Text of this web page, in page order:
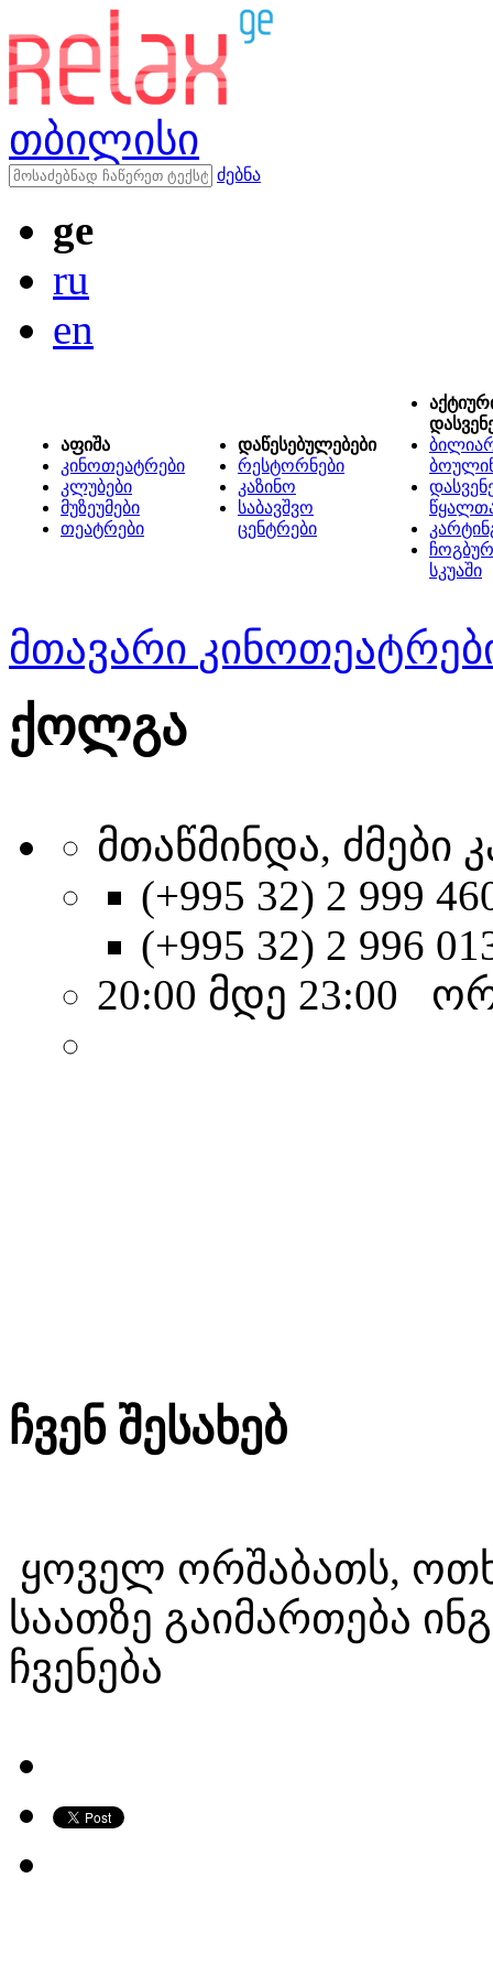
თბილისი
ძებნა
ge
ru
en
აფიშა
კინოთეატრები
კლუბები
მუზეუმები
თეატრები
დაწესებულებები
რესტორნები
კაზინო
საბავშვო
ცენტრები
სკუაში
მთავარი
ქოლგა
მთაწმინდა, ძმები
(+995 32) 2 999
(+995 32) 2 996
20:00 მდე 23:00
ჩვენ შესახებ
ყოველ ორშაბათს,
საათზე გაიმართება
ჩვენება